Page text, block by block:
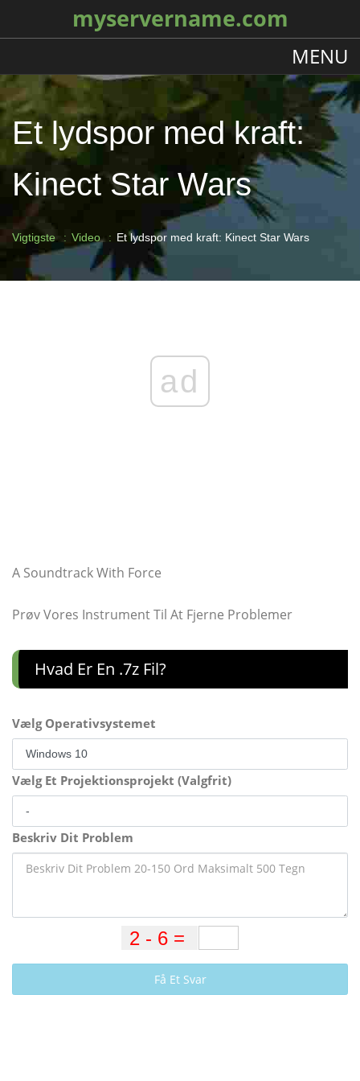
myservername.com
MENU
Et lydspor med kraft:
Kinect Star Wars
Vigtigste Video Et lydspor med kraft: Kinect Star Wars
ad
A Soundtrack With Force
Prøv Vores Instrument Til At Fjerne Problemer
Hvad Er En .7z Fil?
Vælg Operativsystemet
Vælg Et Projektionsprojekt (Valgfrit)
Beskriv Dit Problem
Få Et Svar